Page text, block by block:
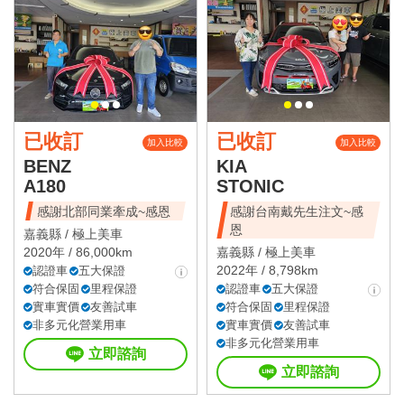
已收訂 加入比較
BENZ
A180
感謝北部同業牽成~感恩
嘉義縣 / 極上美車
2020年 / 86,000km
認證車
五大保證
符合保固
里程保證
實車實價
友善試車
非多元化營業用車
立即諮詢
已收訂 加入比較
KIA
STONIC
感謝台南戴先生注文~感
恩
嘉義縣 / 極上美車
2022年 / 8,798km
認證車
五大保證
符合保固
里程保證
實車實價
友善試車
非多元化營業用車
立即諮詢